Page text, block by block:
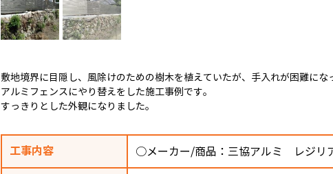
敷地境界に目隠し、風除けのための樹木を植えていたが、手入れが困難にな
アルミフェンスにやり替えをした施工事例です。
すっきりとした外観になりました。
工事内容 ○メーカー/商品：三協アルミ レジリ